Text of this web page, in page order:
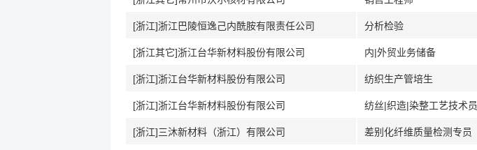
[浙江]浙江巴陵恒逸己内酰胺有限责任公司 分析检验
[浙江其它]浙江台华新材料股份有限公司 内|外贸业务储备
[浙江]浙江台华新材料股份有限公司 纺织生产管培生
[浙江]浙江台华新材料股份有限公司 纺丝|织造|染整工艺技术员
[浙江]三沐新材料（浙江）有限公司 差别化纤维质量检测专员